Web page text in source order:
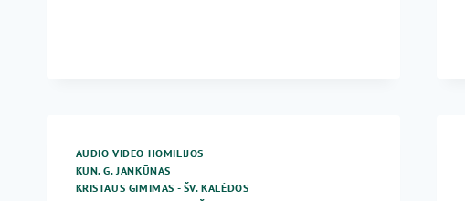
AUDIO VIDEO HOMILIJOS
KUN. G. JANKŪNAS
KRISTAUS GIMIMAS - ŠV. KALĖDOS